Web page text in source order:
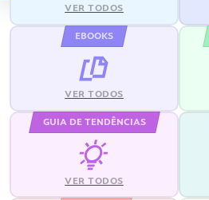
VER TODOS
EBOOKS
VER TODOS
GUIA DE TENDÊNCIAS
VER TODOS